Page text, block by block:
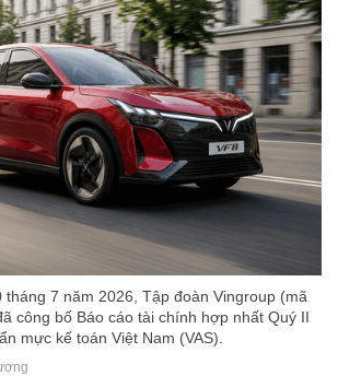
tháng 7 năm 2026, Tập đoàn Vingroup (mã
công bố Báo cáo tài chính hợp nhất Quý II
mực kế toán Việt Nam (VAS).